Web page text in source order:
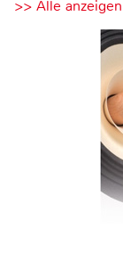
>> Alle anzeigen